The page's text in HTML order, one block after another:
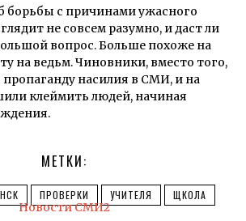
борьбы с причинами ужасного
не совсем разумно, и даст ли
вопрос. Больше похоже на
на ведьм. Чиновники, вместо того,
насилия в СМИ, и на
клеймить людей, начиная
МЕТКИ:
ПРОВЕРКИ УЧИТЕЛЯ ЩКОЛА
Новости СМИ2